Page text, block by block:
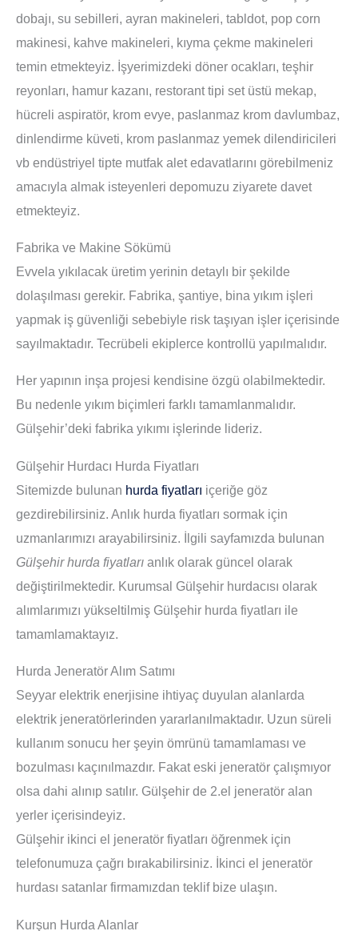
dobajı, su sebilleri, ayran makineleri, tabldot, pop corn
makinesi, kahve makineleri, kıyma çekme makineleri
temin etmekteyiz. İşyerimizdeki döner ocakları, teşhir
reyonları, hamur kazanı, restorant tipi set üstü mekap,
hücreli aspiratör, krom evye, paslanmaz krom davlumbaz,
dinlendirme küveti, krom paslanmaz yemek dilendiricileri
vb endüstriyel tipte mutfak alet edavatlarını görebilmeniz
amacıyla almak isteyenleri depomuzu ziyarete davet
etmekteyiz.
Fabrika ve Makine Sökümü
Evvela yıkılacak üretim yerinin detaylı bir şekilde
dolaşılması gerekir. Fabrika, şantiye, bina yıkım işleri
yapmak iş güvenliği sebebiyle risk taşıyan işler içerisinde
sayılmaktadır. Tecrübeli ekiplerce kontrollü yapılmalıdır.
Her yapının inşa projesi kendisine özgü olabilmektedir.
Bu nedenle yıkım biçimleri farklı tamamlanmalıdır.
Gülşehir’deki fabrika yıkımı işlerinde lideriz.
Gülşehir Hurdacı Hurda Fiyatları
Sitemizde bulunan hurda fiyatları içeriğe göz
gezdirebilirsiniz. Anlık hurda fiyatları sormak için
uzmanlarımızı arayabilirsiniz. İlgili sayfamızda bulunan
Gülşehir hurda fiyatları anlık olarak güncel olarak
değiştirilmektedir. Kurumsal Gülşehir hurdacısı olarak
alımlarımızı yükseltilmiş Gülşehir hurda fiyatları ile
tamamlamaktayız.
Hurda Jeneratör Alım Satımı
Seyyar elektrik enerjisine ihtiyaç duyulan alanlarda
elektrik jeneratörlerinden yararlanılmaktadır. Uzun süreli
kullanım sonucu her şeyin ömrünü tamamlaması ve
bozulması kaçınılmazdır. Fakat eski jeneratör çalışmıyor
olsa dahi alınıp satılır. Gülşehir de 2.el jeneratör alan
yerler içerisindeyiz.
Gülşehir ikinci el jeneratör fiyatları öğrenmek için
telefonumuza çağrı bırakabilirsiniz. İkinci el jeneratör
hurdası satanlar firmamızdan teklif bize ulaşın.
Kurşun Hurda Alanlar